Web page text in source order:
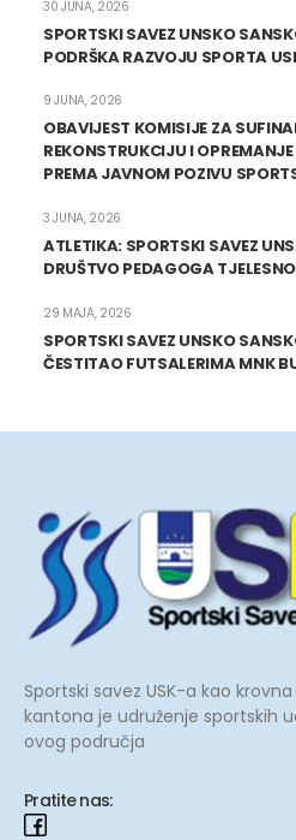
SPORTSKI SAVEZ UNSKO
PODRŠKA RAZVOJU SPORTA
30 JUNA, 2026
OBAVIJEST KOMISIJE ZA
REKONSTRUKCIJU I
PREMA JAVNOM POZIVU
9 JUNA, 2026
ATLETIKA: SPORTSKI SAVEZ
DRUŠTVO PEDAGOGA
3 JUNA, 2026
SPORTSKI SAVEZ UNSKO
ČESTITAO FUTSALERIMA MNK
29 MAJA, 2026
Sportski savez USK-a kao
kantona je udruženje sportskih
ovog područja
Pratite nas: